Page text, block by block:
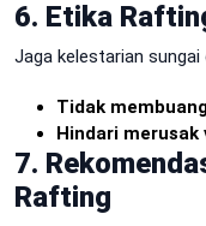
6. Etika
Jaga kelestarian sungai
Tidak
Hindari merusak
7.
Rafting